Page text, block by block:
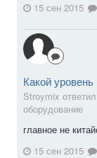
15 сен 2015
Какой
Stroymix
оборудование
главное не
15 сен 2015